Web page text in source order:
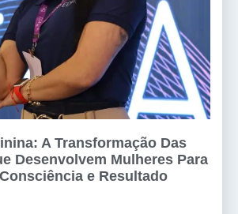
A Transformação Das
Desenvolvem Mulheres Para
e Resultado